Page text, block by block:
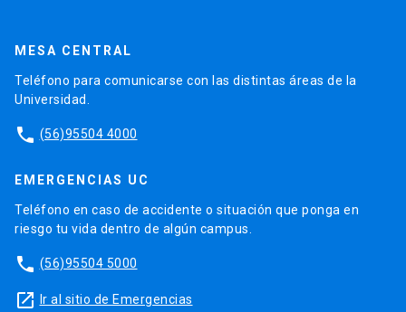
MESA CENTRAL
Teléfono para comunicarse con las distintas áreas de la
Universidad.
phone (56)95504 4000
EMERGENCIAS UC
Teléfono en caso de accidente o situación que ponga en
riesgo tu vida dentro de algún campus.
phone (56)95504 5000
launch Ir al sitio de Emergencias